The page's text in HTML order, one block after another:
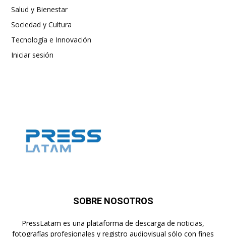
Salud y Bienestar
Sociedad y Cultura
Tecnología e Innovación
Iniciar sesión
SOBRE NOSOTROS
PressLatam es una plataforma de descarga de noticias,
fotografías profesionales y registro audiovisual sólo con fines